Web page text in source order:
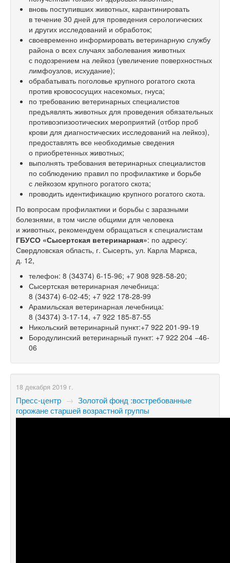
вновь поступивших животных, карантинировать
в течение 30 дней для проведения серологических
и других исследований и обработок;
своевременно информировать ветеринарную службу
района о всех случаях заболевания животных
с подозрением на лейкоз (увеличение поверхностных
лимфоузлов, исхудание);
обрабатывать поголовье крупного рогатого скота
против кровососущих насекомых, гнуса;
по требованию ветеринарных специалистов
предъявлять животных для проведения обязательных
противоэпизоотических мероприятий (отбор проб
крови для диагностических исследований на лейкоз),
предоставлять все необходимые сведения
о приобретенных животных;
выполнять требования ветеринарных специалистов
по соблюдению правил по профилактике и борьбе
с лейкозом крупного рогатого скота;
проводить идентификацию крупного рогатого скота.
По вопросам профилактики и борьбы с заразными
болезнями, в том числе общими для человека
и животных, рекомендуем обращаться к специалистам
ГБУСО «Сысертская ветеринарная»: по адресу:
Свердловская область, г. Сысерть, ул. Карла Маркса,
д. 12,
телефон: 8 (34374) 6-15-96; +7 908 928-58-20;
Сысертская ветеринарная лечебница:
8 (34374) 6-02-45; +7 922 178-28-99
Арамильская ветеринарная лечебница:
8 (34374) 3-17-14, +7 922 185-87-55
Никольский ветеринарный пункт:+7 922 201-99-19
Бородулинский ветеринарный пункт: +7 922 204 −46-
06
18 декабря 2019 г.
Пресс-центр → Золотой фонд :востребованные
горожане старшей возрастной группы